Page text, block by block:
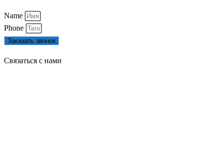
Name
Phone
Заказать звонок
Связаться с нами